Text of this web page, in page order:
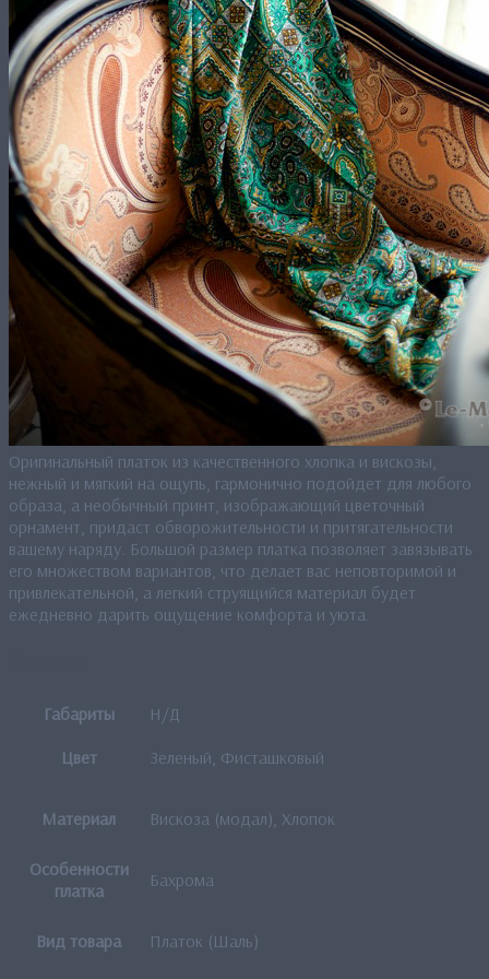
Оригинальный платок из качественного хлопка и вискозы,
нежный и мягкий на ощупь, гармонично подойдет для любого
образа, а необычный принт, изображающий цветочный
орнамент, придаст обворожительности и притягательности
вашему наряду. Большой размер платка позволяет завязывать
его множеством вариантов, что делает вас неповторимой и
привлекательной, а легкий струящийся материал будет
ежедневно дарить ощущение комфорта и уюта.
Габариты
Н/Д
Цвет
Зеленый, Фисташковый
Материал Вискоза (модал), Хлопок
Особенности
платка
Бахрома
Вид товара Платок (Шаль)